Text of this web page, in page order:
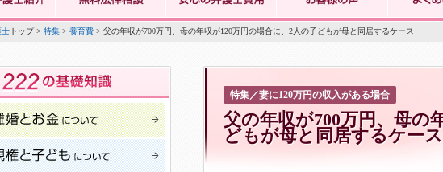
士 トップ > 特集 > 養育費 > 父の年収が700万円、母の年収が120万円の場合に、2人の子どもが母と同居するケース
特集／妻に120万円の収入がある場合
父の年収が700万円、母の
どもが母と同居するケース